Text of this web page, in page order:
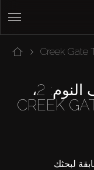
عقار (شقق)، عدد غرف النوم: 2،
لبحثك